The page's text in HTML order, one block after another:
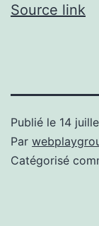
Source link
Publié le 14
Par
Catégorisé